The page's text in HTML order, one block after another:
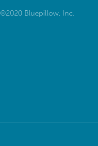
©2020 Bluepillow, Inc.